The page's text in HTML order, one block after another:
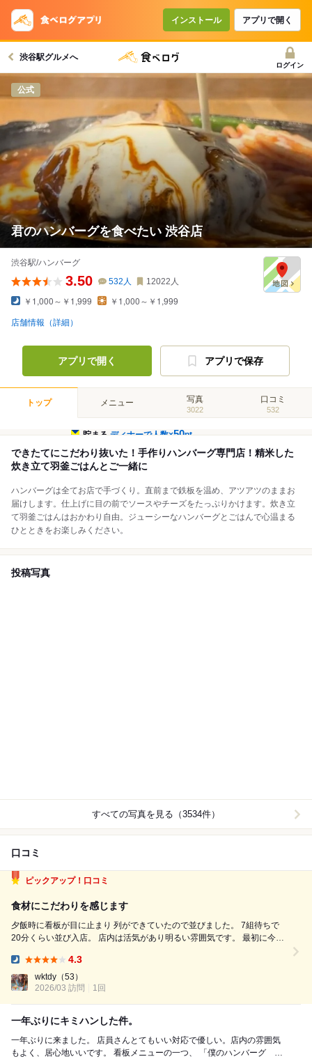
インストール アプリで開く
渋谷駅グルメへ
ログイン
公式
君のハンバーグを食べたい 渋谷店
渋谷駅/ハンバーグ
3.50 532 人 12022 人
￥1,000～￥1,999 ￥1,000～￥1,999
店舗情報（詳細）
アプリで開く アプリで保存
トップ メニュー 写真
3022
口コミ
532
貯まるディナーで人数×50pt
できたてにこだわり抜いた！手作りハンバーグ専門店！精米した
炊き立て羽釜ごはんとご一緒に
ハンバーグは全てお店で手づくり。直前まで鉄板を温め、アツアツのままお
届けします。仕上げに目の前でソースやチーズをたっぷりかけます。炊き立
て羽釜ごはんはおかわり自由。ジューシーなハンバーグとごはんで心温まる
ひとときをお楽しみください。
投稿写真
すべての写真を見る（3534件）
口コミ
ピックアップ！口コミ
食材にこだわりを感じます
夕飯時に看板が目に止まり 列ができていたので並びました。 7組待ちで
20分くらい並び入店。 店内は活気があり明るい雰囲気です。 最初に今日
席。 メニューの話まで丁寧に教えてくださいました。 モバイルオーダー
で ...
4.3
wktdy （53）
2026/03 訪問
1回
一年ぶりにキミハンした件。
一年ぶりに来ました。 店員さんとてもいい対応で優しい。店内の雰囲気
もよく、居心地いいです。 看板メニューの一つ、 「僕のハンバーグ ト